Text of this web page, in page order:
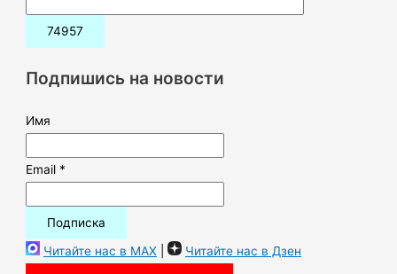
и
:Подпишись на новости
Имя
Email *
Читайте нас в MAX | Читайте нас в Дзен